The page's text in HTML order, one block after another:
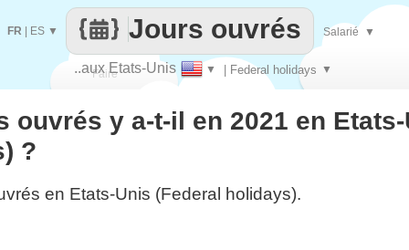
Faire
que
..aux Etats-Unis ▼ | Federal holidays ▼
Jours ouvrés
FR ES ▼ Salarié ▼
ouvrés y a-t-il en 2021 en
?
en Etats-Unis (Federal holidays).